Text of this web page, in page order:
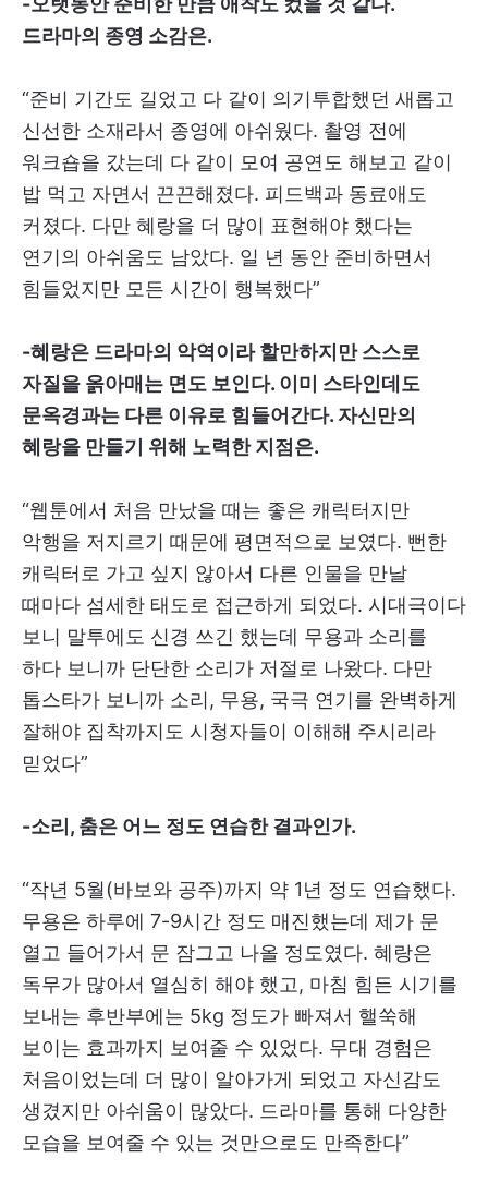
드라마의 종영 소감은.
“준비 기간도 길었고 다 같이 의기투합했던 새롭고
신선한 소재라서 종영에 아쉬웠다. 촬영 전에
워크숍을 갔는데 다 같이 모여 공연도 해보고 같이
밥 먹고 자면서 끈끈해졌다. 피드백과 동료애도
커졌다. 다만 혜랑을 더 많이 표현해야 했다는
연기의 아쉬움도 남았다. 일 년 동안 준비하면서
힘들었지만 모든 시간이 행복했다”
-혜랑은 드라마의 악역이라 할만하지만 스스로
자질을 옭아매는 면도 보인다. 이미 스타인데도
문옥경과는 다른 이유로 힘들어간다. 자신만의
혜랑을 만들기 위해 노력한 지점은.
“웹툰에서 처음 만났을 때는 좋은 캐릭터지만
악행을 저지르기 때문에 평면적으로 보였다. 뻔한
캐릭터로 가고 싶지 않아서 다른 인물을 만날
때마다 섬세한 태도로 접근하게 되었다. 시대극이다
보니 말투에도 신경 쓰긴 했는데 무용과 소리를
하다 보니까 단단한 소리가 저절로 나왔다. 다만
톱스타가 보니까 소리, 무용, 국극 연기를 완벽하게
잘해야 집착까지도 시청자들이 이해해 주시리라
믿었다”
-소리, 춤은 어느 정도 연습한 결과인가.
“작년 5월(바보와 공주)까지 약 1년 정도 연습했다.
무용은 하루에 7-9시간 정도 매진했는데 제가 문
열고 들어가서 문 잠그고 나올 정도였다. 혜랑은
독무가 많아서 열심히 해야 했고, 마침 힘든 시기를
보내는 후반부에는 5kg 정도가 빠져서 핼쑥해
보이는 효과까지 보여줄 수 있었다. 무대 경험은
처음이었는데 더 많이 알아가게 되었고 자신감도
생겼지만 아쉬움이 많았다. 드라마를 통해 다양한
모습을 보여줄 수 있는 것만으로도 만족한다”